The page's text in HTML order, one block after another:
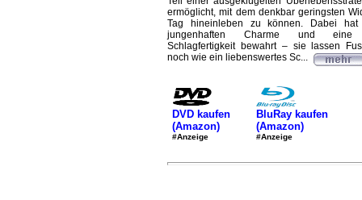
ermöglicht, mit dem denkbar geringsten
Tag hineinleben zu können. Dabei
jungenhaften Charme und eine
Schlagfertigkeit bewahrt – sie lassen
noch wie ein liebenswertes Sc...
DVD kaufen
(Amazon)
#Anzeige
BluRay kaufen
(Amazon)
#Anzeige